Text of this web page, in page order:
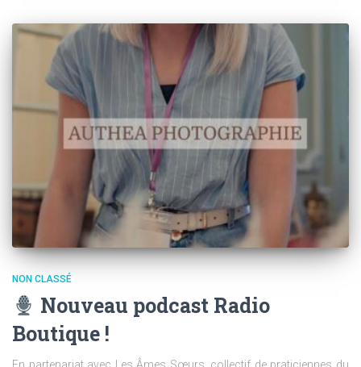
NON CLASSÉ
Nouveau podcast Radio
Boutique !